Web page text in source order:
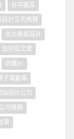
台中搬家
設計公司推薦
台北網頁設計
如何寫文案
收購3c
子電動車
站設計公司
司推薦
車